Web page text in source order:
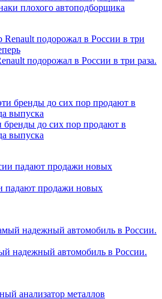
плохого автоподборщика
подорожал в России в три раза.
бренды до сих пор продают в
выпуска
падают продажи новых
надежный автомобиль в России.